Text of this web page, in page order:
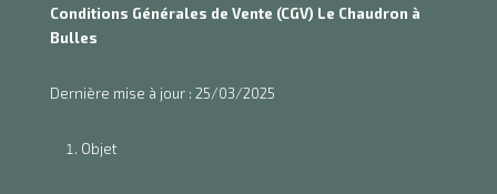
Conditions Générales de Vente (CGV) Le Chaudron à
Bulles
Dernière mise à jour : 25/03/2025
Objet